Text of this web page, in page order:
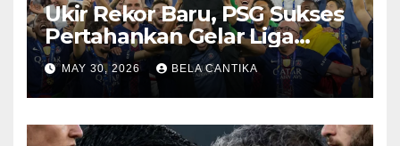
Ukir Rekor Baru, PSG Sukses
Pertahankan Gelar Liga
Champions
MAY 30, 2026 BELA CANTIKA